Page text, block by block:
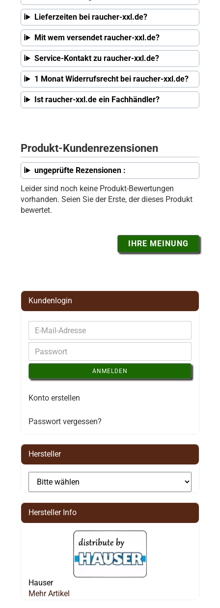
Lieferzeiten bei raucher-xxl.de?
Mit wem versendet raucher-xxl.de?
Service-Kontakt zu raucher-xxl.de?
1 Monat Widerrufsrecht bei raucher-xxl.de?
Ist raucher-xxl.de ein Fachhändler?
Produkt-Kundenrezensionen
ungeprüfte Rezensionen :
Leider sind noch keine Produkt-Bewertungen
vorhanden. Seien Sie der Erste, der dieses Produkt
bewertet.
IHRE MEINUNG
Kundenlogin
ANMELDEN
Konto erstellen
Passwort vergessen?
Hersteller
Hersteller Info
Hauser
Mehr Artikel